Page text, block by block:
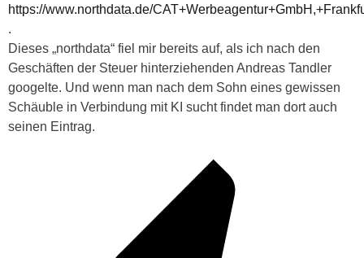
https://www.northdata.de/
.
Dieses „northdata“ fiel mir bereits auf, als ich nach den
Geschäften der Steuer hinterziehenden Andreas Tandler
googelte. Und wenn man nach dem Sohn eines gewissen
Schäuble in Verbindung mit KI sucht findet man dort auch
seinen Eintrag.